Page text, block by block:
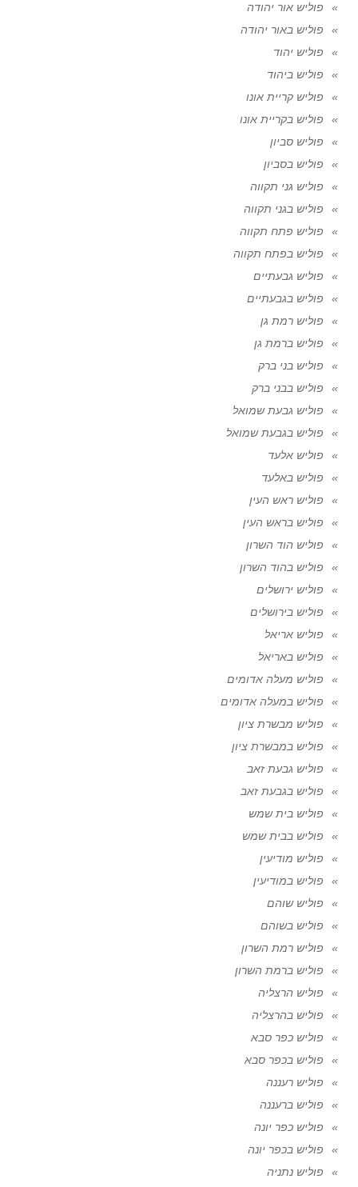
פוליש אור יהודה
פוליש באור יהודה
פוליש יהוד
פוליש ביהוד
פוליש קריית אונו
פוליש בקריית אונו
פוליש סביון
פוליש בסביון
פוליש גני תקווה
פוליש בגני תקווה
פוליש פתח תקווה
פוליש בפתח תקווה
פוליש גבעתיים
פוליש בגבעתיים
פוליש רמת גן
פוליש ברמת גן
פוליש בני ברק
פוליש בבני ברק
פוליש גבעת שמואל
פוליש בגבעת שמואל
פוליש אלעד
פוליש באלעד
פוליש ראש העין
פוליש בראש העין
פוליש הוד השרון
פוליש בהוד השרון
פוליש ירושלים
פוליש בירושלים
פוליש אריאל
פוליש באריאל
פוליש מעלה אדומים
פוליש במעלה אדומים
פוליש מבשרת ציון
פוליש במבשרת ציון
פוליש גבעת זאב
פוליש בגבעת זאב
פוליש בית שמש
פוליש בבית שמש
פוליש מודיעין
פוליש במודיעין
פוליש שוהם
פוליש בשוהם
פוליש רמת השרון
פוליש ברמת השרון
פוליש הרצליה
פוליש בהרצליה
פוליש כפר סבא
פוליש בכפר סבא
פוליש רעננה
פוליש ברעננה
פוליש כפר יונה
פוליש בכפר יונה
פוליש נתניה